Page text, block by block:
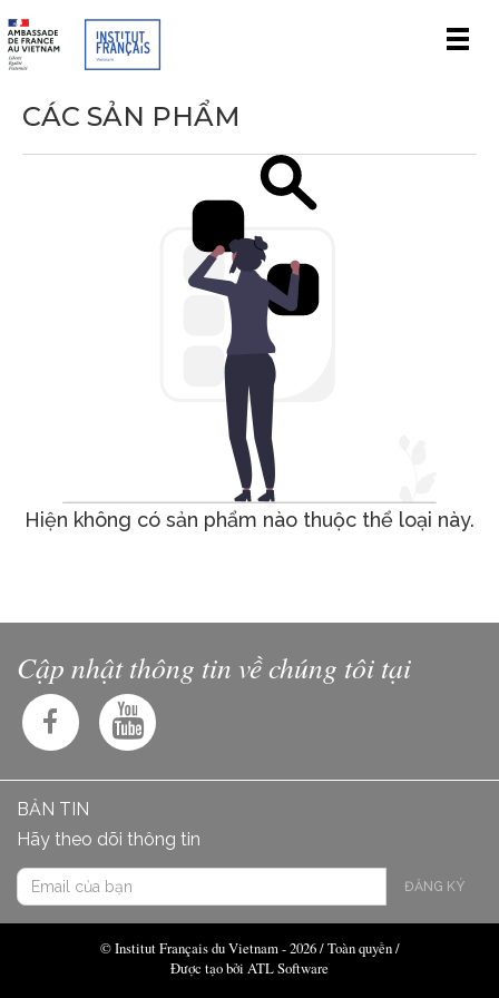
CÁC SẢN PHẨM
Hiện không có sản phẩm nào thuộc thể loại này.
Cập nhật thông tin về chúng tôi tại
BẢN TIN
Hãy theo dõi thông tin
ĐĂNG KÝ
© Institut Français du Vietnam - 2026 / Toàn quyền /
Được tạo bởi ATL Software